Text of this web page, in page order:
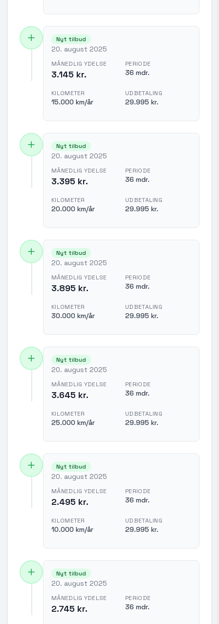
Nyt tilbud
20. august 2025
MÅNEDLIG YDELSE
3.145 kr.
PERIODE
36 mdr.
KILOMETER
15.000 km/år
UDBETALING
29.995 kr.
Nyt tilbud
20. august 2025
MÅNEDLIG YDELSE
3.395 kr.
PERIODE
36 mdr.
KILOMETER
20.000 km/år
UDBETALING
29.995 kr.
Nyt tilbud
20. august 2025
MÅNEDLIG YDELSE
3.895 kr.
PERIODE
36 mdr.
KILOMETER
30.000 km/år
UDBETALING
29.995 kr.
Nyt tilbud
20. august 2025
MÅNEDLIG YDELSE
3.645 kr.
PERIODE
36 mdr.
KILOMETER
25.000 km/år
UDBETALING
29.995 kr.
Nyt tilbud
20. august 2025
MÅNEDLIG YDELSE
2.495 kr.
PERIODE
36 mdr.
KILOMETER
10.000 km/år
UDBETALING
29.995 kr.
Nyt tilbud
20. august 2025
MÅNEDLIG YDELSE
2.745 kr.
PERIODE
36 mdr.